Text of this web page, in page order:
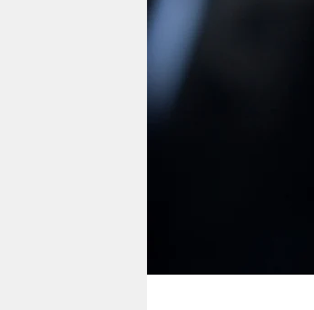
verlag
verlag
veranstaltungen
genossenschaft